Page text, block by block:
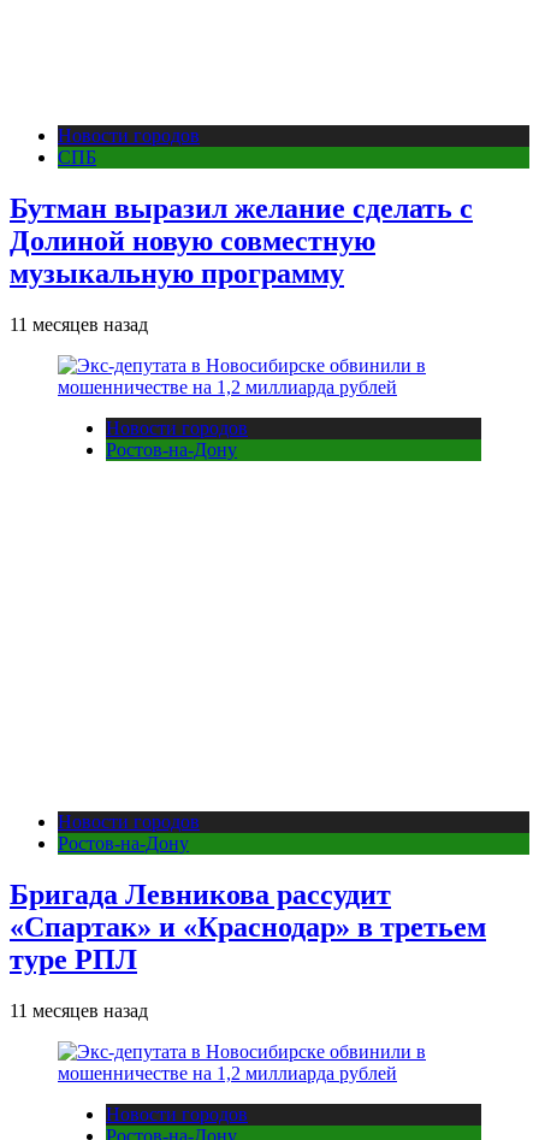
Новости городов
СПБ
Бутман выразил желание сделать с
Долиной новую совместную
музыкальную программу
11 месяцев назад
Новости городов
Ростов-на-Дону
Новости городов
Ростов-на-Дону
Бригада Левникова рассудит
«Спартак» и «Краснодар» в третьем
туре РПЛ
11 месяцев назад
Новости городов